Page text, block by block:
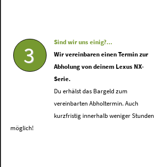
3
Sind wir uns einig?...
Wir vereinbaren einen Termin zur
Abholung von deinem Lexus NX-
Serie.
Du erhälst das Bargeld zum
vereinbarten Abholtermin. Auch
kurzfristig innerhalb weniger Stunden
möglich!